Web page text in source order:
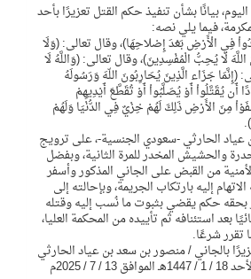
بيانًا بشأن تنفيذ حكم القتل تعزيرًا بأحد
فيما يلي نصه:
فِي الْأَرْضِ بَعْدَ إِصْلاحِهَا)، وقال تعالى: (وَلَا
لَا يُحِبُّ الْمُفْسِدِينَ)، وقال تعالى: (وَاللَّهُ لَا
(إِنَّمَا جَزَاء الَّذِينَ يُحَارِبُونَ اللّهَ وَرَسُولَهُ
يُقَتَّلُواْ أَوْ يُصَلَّبُواْ أَوْ تُقَطَّعَ أَيْدِيهِمْ
مِنَ الأَرْضِ ذَلِكَ لَهُمْ خِزْيٌ فِي الدُّنْيَا وَلَهُمْ
الحارثي -سعودي الجنسية-، على ترويج
والحشيش المخدر للمرة الثانية، وبفضل
من القبض على الجاني المذكور وأسفر
إليه بارتكاب الجريمة، وبإحالته إلى
حكم يقضي بثبوت ما نُسب إليه وقتله
بعد استئنافه ثم تأييده من المحكمة العليا،
تقرر شرعًا.
بالجاني / منصور بن سعد بن عياد الحارثي
-سعودي الجنسية- يوم الأحد 18 / 1 / 1447هـ الموافق 13 / 7 / 2025م